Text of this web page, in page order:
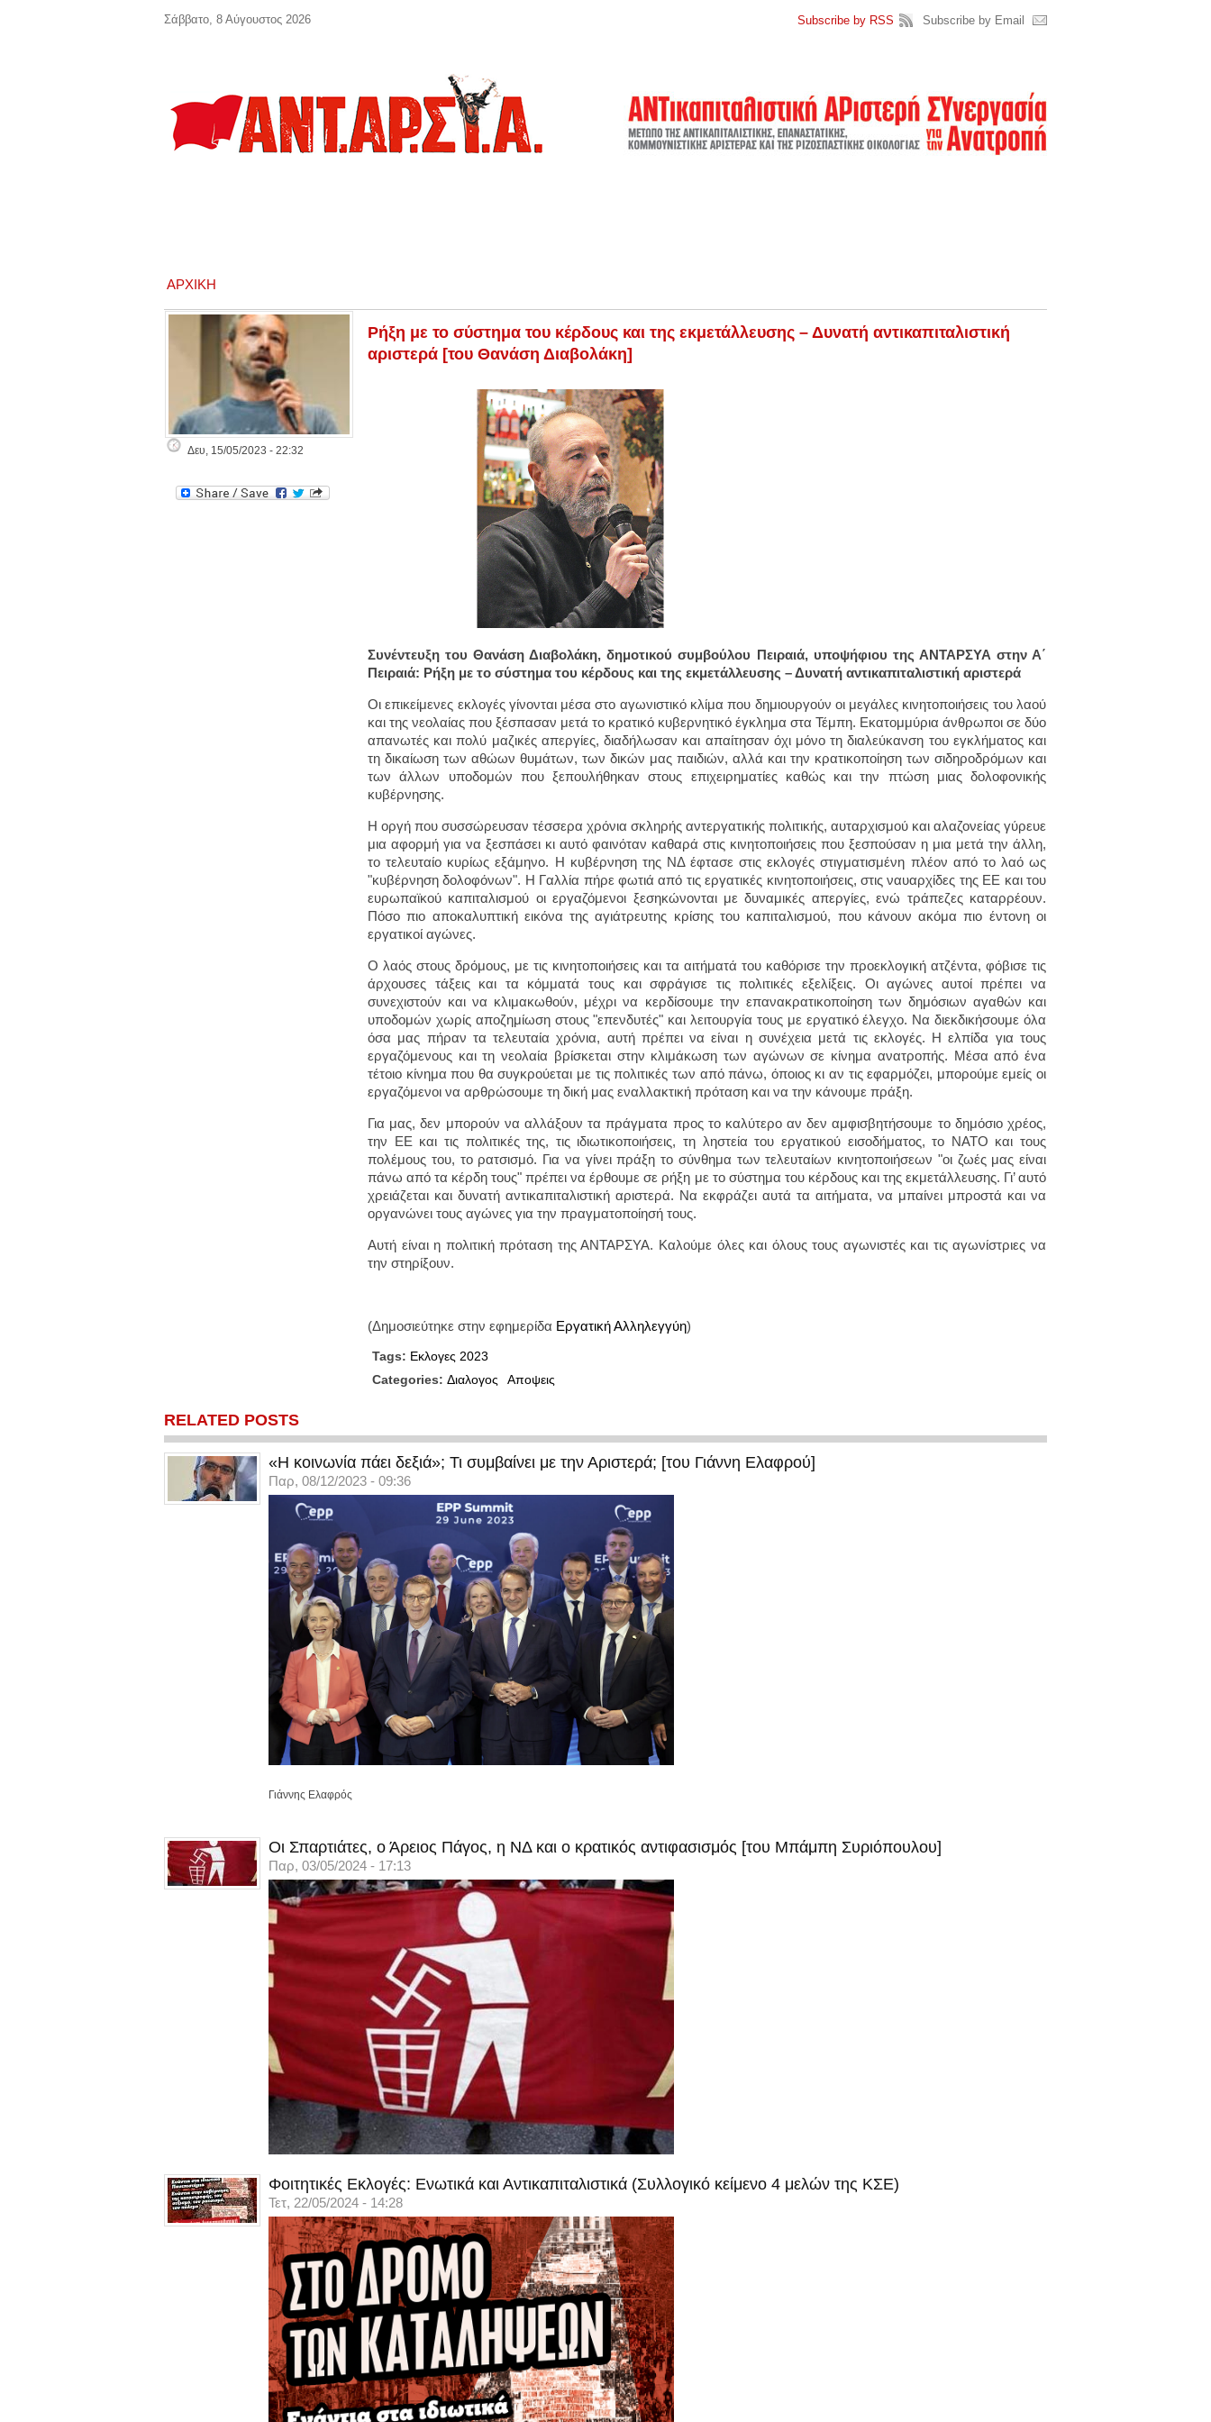
ΑΡΧΙΚΉ
Δευ, 15/05/2023 - 22:32
Ρήξη με το σύστημα του κέρδους και της εκμετάλλευσης – Δυνατή αντικαπιταλιστική
αριστερά [του Θανάση Διαβολάκη]
Συνέντευξη του Θανάση Διαβολάκη, δημοτικού συμβούλου Πειραιά, υποψήφιου της ΑΝΤΑΡΣΥΑ στην Α΄
Πειραιά: Ρήξη με το σύστημα του κέρδους και της εκμετάλλευσης – Δυνατή αντικαπιταλιστική αριστερά
Οι επικείμενες εκλογές γίνονται μέσα στο αγωνιστικό κλίμα που δημιουργούν οι μεγάλες κινητοποιήσεις του λαού
και της νεολαίας που ξέσπασαν μετά το κρατικό κυβερνητικό έγκλημα στα Τέμπη. Εκατομμύρια άνθρωποι σε δύο
απανωτές και πολύ μαζικές απεργίες, διαδήλωσαν και απαίτησαν όχι μόνο τη διαλεύκανση του εγκλήματος και
τη δικαίωση των αθώων θυμάτων, των δικών μας παιδιών, αλλά και την κρατικοποίηση των σιδηροδρόμων και
των άλλων υποδομών που ξεπουλήθηκαν στους επιχειρηματίες καθώς και την πτώση μιας δολοφονικής
κυβέρνησης.
Η οργή που συσσώρευσαν τέσσερα χρόνια σκληρής αντεργατικής πολιτικής, αυταρχισμού και αλαζονείας γύρευε
μια αφορμή για να ξεσπάσει κι αυτό φαινόταν καθαρά στις κινητοποιήσεις που ξεσπούσαν η μια μετά την άλλη,
το τελευταίο κυρίως εξάμηνο. Η κυβέρνηση της ΝΔ έφτασε στις εκλογές στιγματισμένη πλέον από το λαό ως
"κυβέρνηση δολοφόνων". Η Γαλλία πήρε φωτιά από τις εργατικές κινητοποιήσεις, στις ναυαρχίδες της ΕΕ και του
ευρωπαϊκού καπιταλισμού οι εργαζόμενοι ξεσηκώνονται με δυναμικές απεργίες, ενώ τράπεζες καταρρέουν.
Πόσο πιο αποκαλυπτική εικόνα της αγιάτρευτης κρίσης του καπιταλισμού, που κάνουν ακόμα πιο έντονη οι
εργατικοί αγώνες.
Ο λαός στους δρόμους, με τις κινητοποιήσεις και τα αιτήματά του καθόρισε την προεκλογική ατζέντα, φόβισε τις
άρχουσες τάξεις και τα κόμματά τους και σφράγισε τις πολιτικές εξελίξεις. Οι αγώνες αυτοί πρέπει να
συνεχιστούν και να κλιμακωθούν, μέχρι να κερδίσουμε την επανακρατικοποίηση των δημόσιων αγαθών και
υποδομών χωρίς αποζημίωση στους "επενδυτές" και λειτουργία τους με εργατικό έλεγχο. Να διεκδικήσουμε όλα
όσα μας πήραν τα τελευταία χρόνια, αυτή πρέπει να είναι η συνέχεια μετά τις εκλογές. Η ελπίδα για τους
εργαζόμενους και τη νεολαία βρίσκεται στην κλιμάκωση των αγώνων σε κίνημα ανατροπής. Μέσα από ένα
τέτοιο κίνημα που θα συγκρούεται με τις πολιτικές των από πάνω, όποιος κι αν τις εφαρμόζει, μπορούμε εμείς οι
εργαζόμενοι να αρθρώσουμε τη δική μας εναλλακτική πρόταση και να την κάνουμε πράξη.
Για μας, δεν μπορούν να αλλάξουν τα πράγματα προς το καλύτερο αν δεν αμφισβητήσουμε το δημόσιο χρέος,
την ΕΕ και τις πολιτικές της, τις ιδιωτικοποιήσεις, τη ληστεία του εργατικού εισοδήματος, το ΝΑΤΟ και τους
πολέμους του, το ρατσισμό. Για να γίνει πράξη το σύνθημα των τελευταίων κινητοποιήσεων "οι ζωές μας είναι
πάνω από τα κέρδη τους" πρέπει να έρθουμε σε ρήξη με το σύστημα του κέρδους και της εκμετάλλευσης. Γι’ αυτό
χρειάζεται και δυνατή αντικαπιταλιστική αριστερά. Να εκφράζει αυτά τα αιτήματα, να μπαίνει μπροστά και να
οργανώνει τους αγώνες για την πραγματοποίησή τους.
Αυτή είναι η πολιτική πρόταση της ΑΝΤΑΡΣΥΑ. Καλούμε όλες και όλους τους αγωνιστές και τις αγωνίστριες να
την στηρίξουν.
(Δημοσιεύτηκε στην εφημερίδα Εργατική Αλληλεγγύη)
Tags: Εκλογες 2023
Categories: Διαλογος Αποψεις
RELATED POSTS
«Η κοινωνία πάει δεξιά»; Τι συμβαίνει με την Αριστερά; [του Γιάννη Ελαφρού]
Παρ, 08/12/2023 - 09:36
Γιάννης Ελαφρός
Οι Σπαρτιάτες, ο Άρειος Πάγος, η ΝΔ και ο κρατικός αντιφασισμός [του Μπάμπη Συριόπουλου]
Παρ, 03/05/2024 - 17:13
Φοιτητικές Εκλογές: Ενωτικά και Αντικαπιταλιστικά (Συλλογικό κείμενο 4 μελών της ΚΣΕ)
Τετ, 22/05/2024 - 14:28
Σάββατο, 8 Αύγουστος 2026 Subscribe by RSS Subscribe by Email